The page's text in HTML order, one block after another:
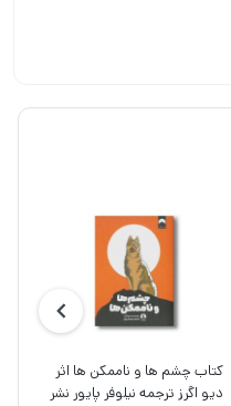
کتاب چشم ها و ناممکن ها اثر
دیو اگرز ترجمه نیلوفر پایور نشر